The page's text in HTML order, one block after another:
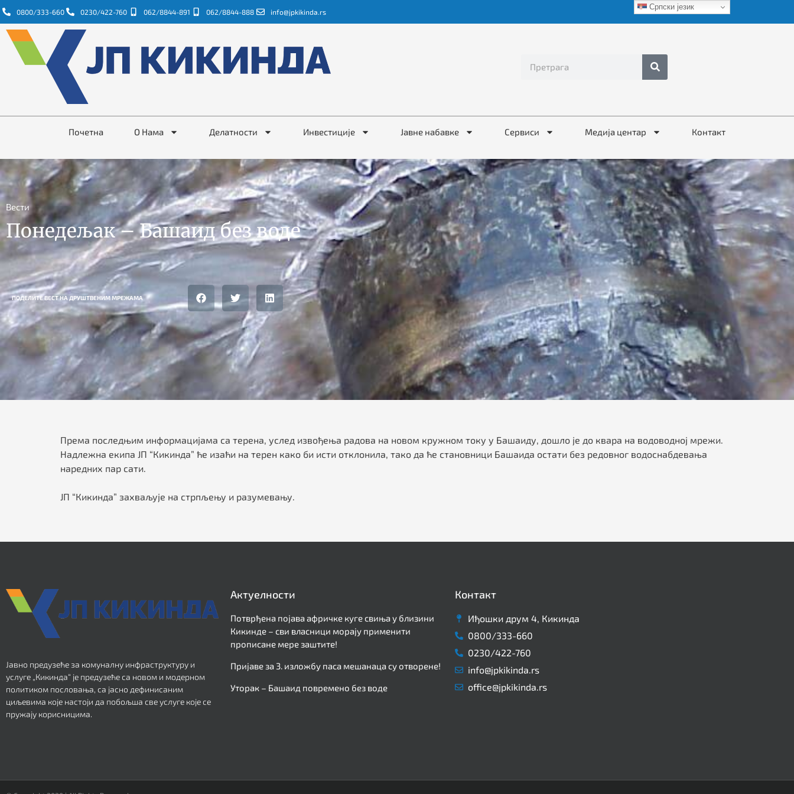
0800/333-660 0230/422-760 062/8844-891 062/8844-888 info@jpkikinda.rs
Почетна О Нама Делатности Инвестиције Јавне набавке Сервиси Медија центар Контакт
Вести
Понедељак – Башаид без воде
ПОДЕЛИТЕ ВЕСТ НА ДРУШТВЕНИМ МРЕЖАМА
Према последњим информацијама са терена, услед извођења радова на новом кружном току у Башаиду, дошло је до квара на водоводној мрежи.
Надлежна екипа ЈП “Кикинда” ће изаћи на терен како би исти отклонила, тако да ће становници Башаида остати без редовног водоснабдевања
наредних пар сати.
ЈП “Кикинда” захваљује на стрпљењу и разумевању.
Јавно предузеће за комуналну инфраструктуру и
услуге „Кикинда“ је предузеће са новом и модерном
политиком пословања, са јасно дефинисаним
циљевима које настоји да побољша све услуге које се
пружају корисницима.
Актуелности
Потврђена појава афричке куге свиња у близини
Кикинде – сви власници морају применити
прописане мере заштите!
Пријаве за 3. изложбу паса мешанаца су отворене!
Уторак – Башаид повремено без воде
Контакт
Иђошки друм 4, Кикинда
0800/333-660
0230/422-760
info@jpkikinda.rs
office@jpkikinda.rs
Српски језик